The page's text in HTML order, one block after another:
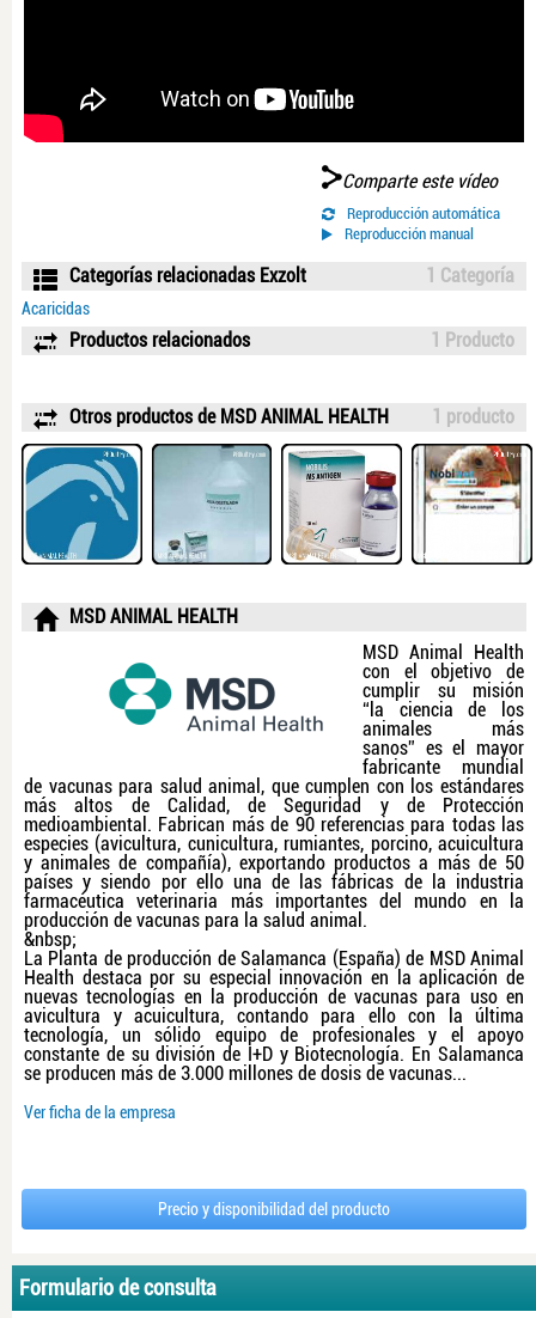
Comparte este vídeo
Reproducción automática
Reproducción manual
Categorías relacionadas Exzolt 1 Categoría
Acaricidas
Productos relacionados 1 Producto
Otros productos de MSD ANIMAL HEALTH 1 producto
MSD ANIMAL HEALTH
MSD Animal Health
con el objetivo de
cumplir su misión
“la ciencia de los
animales más
sanos” es el mayor
fabricante mundial
de vacunas para salud animal, que cumplen con los estándares
más altos de Calidad, de Seguridad y de Protección
medioambiental. Fabrican más de 90 referencias para todas las
especies (avicultura, cunicultura, rumiantes, porcino, acuicultura
y animales de compañía), exportando productos a más de 50
países y siendo por ello una de las fábricas de la industria
farmacéutica veterinaria más importantes del mundo en la
producción de vacunas para la salud animal.
&nbsp;
La Planta de producción de Salamanca (España) de MSD Animal
Health destaca por su especial innovación en la aplicación de
nuevas tecnologías en la producción de vacunas para uso en
avicultura y acuicultura, contando para ello con la última
tecnología, un sólido equipo de profesionales y el apoyo
constante de su división de I+D y Biotecnología. En Salamanca
se producen más de 3.000 millones de dosis de vacunas...
Ver ficha de la empresa
Precio y disponibilidad del producto
Formulario de consulta